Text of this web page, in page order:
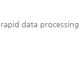
data processing